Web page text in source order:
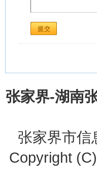
张家界-湖南
张家界市信
Copyright